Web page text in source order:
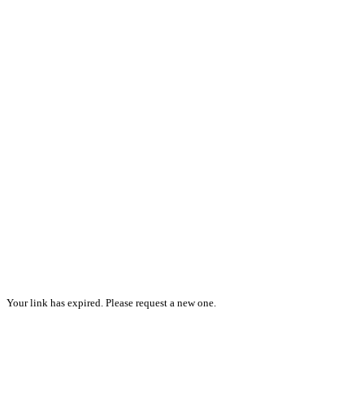
Your link has expired. Please request a new one.